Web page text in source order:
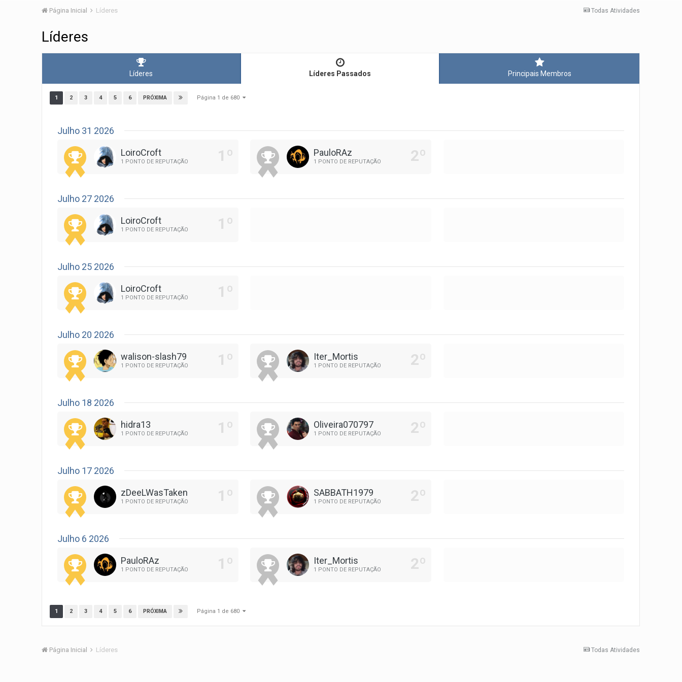
Todas Atividades
Página Inicial Líderes
Líderes
Líderes Líderes Passados Principais Membros
1 2 3 4 5 6 PRÓXIMA Página 1 de 680
Julho 31 2026
LoiroCroft
1 PONTO DE REPUTAÇÃO
PauloRAz
1 PONTO DE REPUTAÇÃO
Julho 27 2026
LoiroCroft
1 PONTO DE REPUTAÇÃO
Julho 25 2026
LoiroCroft
1 PONTO DE REPUTAÇÃO
Julho 20 2026
walison-slash79
1 PONTO DE REPUTAÇÃO
Iter_Mortis
1 PONTO DE REPUTAÇÃO
Julho 18 2026
hidra13
1 PONTO DE REPUTAÇÃO
Oliveira070797
1 PONTO DE REPUTAÇÃO
Julho 17 2026
zDeeLWasTaken
1 PONTO DE REPUTAÇÃO
SABBATH1979
1 PONTO DE REPUTAÇÃO
Julho 6 2026
PauloRAz
1 PONTO DE REPUTAÇÃO
Iter_Mortis
1 PONTO DE REPUTAÇÃO
1 2 3 4 5 6 PRÓXIMA Página 1 de 680
Todas Atividades
Página Inicial Líderes